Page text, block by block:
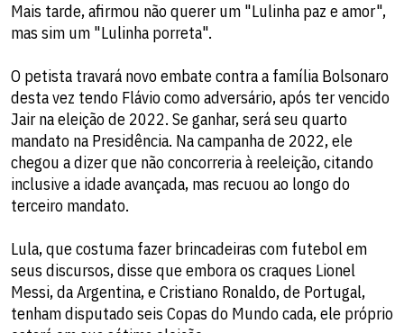
Mais tarde, afirmou não querer um "Lulinha paz e amor",
mas sim um "Lulinha porreta".
O petista travará novo embate contra a família Bolsonaro
desta vez tendo Flávio como adversário, após ter vencido
Jair na eleição de 2022. Se ganhar, será seu quarto
mandato na Presidência. Na campanha de 2022, ele
chegou a dizer que não concorreria à reeleição, citando
inclusive a idade avançada, mas recuou ao longo do
terceiro mandato.
Lula, que costuma fazer brincadeiras com futebol em
seus discursos, disse que embora os craques Lionel
Messi, da Argentina, e Cristiano Ronaldo, de Portugal,
tenham disputado seis Copas do Mundo cada, ele próprio